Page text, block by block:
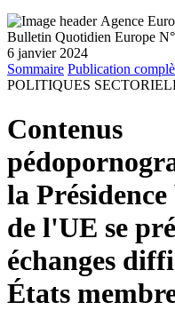
Bulletin Quotidien Europe
6 janvier 2024
Sommaire Publication
POLITIQUES
Contenus
la
de l'UE se
échanges
États